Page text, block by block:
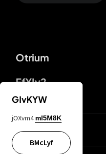
Otrium
FfYIy2
KIjvtr
GIvKYW
jOXvm4 mI5M8K
BMcLyf